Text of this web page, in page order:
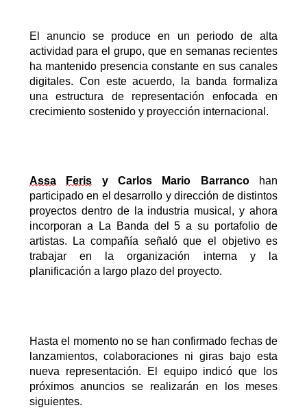
El anuncio se produce en un periodo de alta
actividad para el grupo, que en semanas recientes
ha mantenido presencia constante en sus canales
digitales. Con este acuerdo, la banda formaliza
una estructura de representación enfocada en
crecimiento sostenido y proyección internacional.
Assa Feris y Carlos Mario Barrancohan
participado en el desarrollo y dirección de distintos
proyectos dentro de la industria musical, y ahora
incorporan a La Banda del 5 a su portafolio de
artistas. La compañía señaló que el objetivo es
trabajar en la organización interna y la
planificación a largo plazo del proyecto.
Hasta el momento no se han confirmado fechas de
lanzamientos, colaboraciones ni giras bajo esta
nueva representación. El equipo indicó que los
próximos anuncios se realizarán en los meses
siguientes.